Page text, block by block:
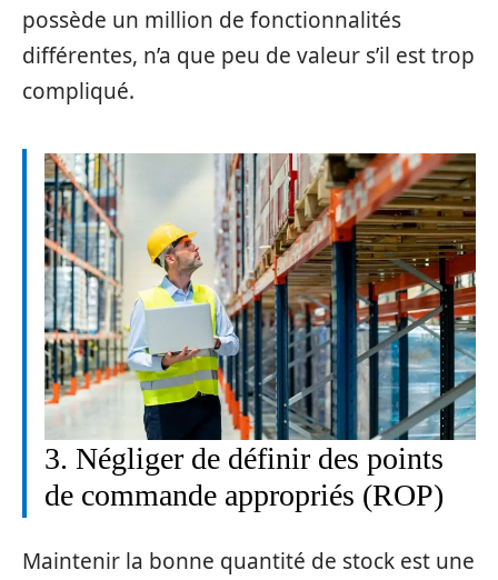
possède un million de fonctionnalités
différentes, n’a que peu de valeur s’il est trop
compliqué.
3. Négliger de définir des points
de commande appropriés (ROP)
Maintenir la bonne quantité de stock est une